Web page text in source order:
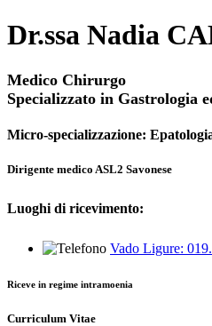
Dr.ssa Nadia
Medico Chirurgo
Specializzato in Gastrologia
Micro-specializzazione:
Dirigente medico ASL2 Savonese
Luoghi di ricevimento:
Vado Ligure:
Riceve in regime intramoenia
Curriculum Vitae